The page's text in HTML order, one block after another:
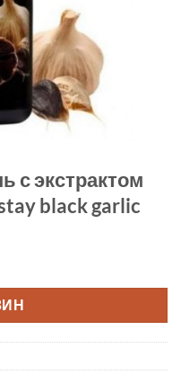
с экстрактом
black garlic